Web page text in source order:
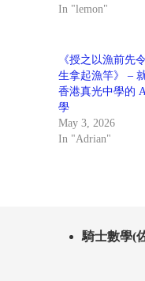
In "lemon"
《授之以漁前先
生拿起漁竿》 –
香港真光中學的
學
May 3, 2026
In "Adrian"
騎士數學(